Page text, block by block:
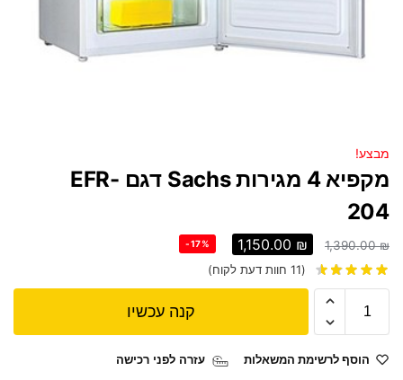
מבצע!
מקפיא 4 מגירות Sachs דגם EFR-
204
1,390.00₪
1,150.00 ₪
-17%
(
11 חוות דעת לקוח)
קנה עכשיו
הוסף לרשימת המשאלות עזרה לפני רכישה